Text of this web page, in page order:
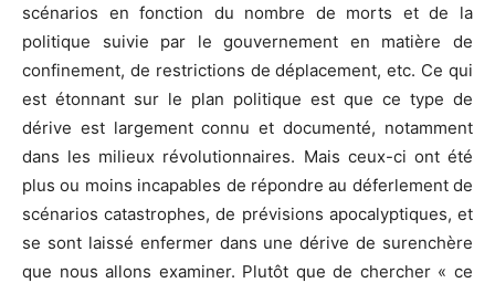
scénarios en fonction du nombre de morts et de la
politique suivie par le gouvernement en matière de
confinement, de restrictions de déplacement, etc. Ce qui
est étonnant sur le plan politique est que ce type de
dérive est largement connu et documenté, notamment
dans les milieux révolutionnaires. Mais ceux-ci ont été
plus ou moins incapables de répondre au déferlement de
scénarios catastrophes, de prévisions apocalyptiques, et
se sont laissé enfermer dans une dérive de surenchère
que nous allons examiner. Plutôt que de chercher « ce